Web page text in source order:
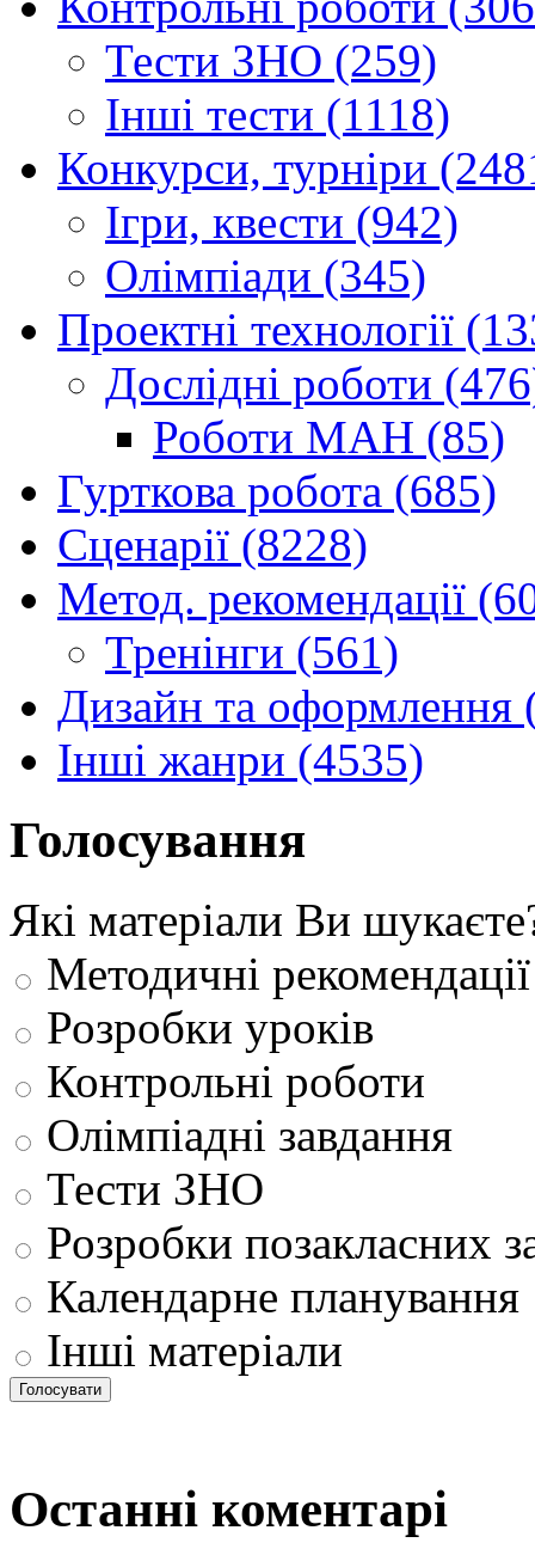
Тести ЗНО (259)
Інші тести (1118)
Конкурси, турніри
Ігри, квести (942)
Олімпіади (345)
Проектні технології
Дослідні роботи
Роботи МАН (85)
Гурткова робота (685)
Сценарії (8228)
Метод. рекомендації
Тренінги (561)
Дизайн та оформлення
Інші жанри (4535)
Голосування
Які матеріали Ви
Методичні рекомендації
Розробки уроків
Контрольні роботи
Олімпіадні завдання
Тести ЗНО
Розробки позакласних
Календарне планування
Інші матеріали
Останні коментарі